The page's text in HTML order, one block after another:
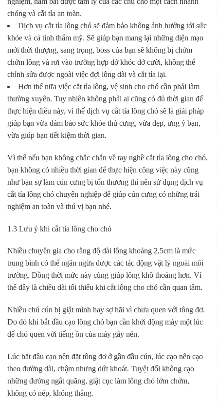
chóng và cắt tỉa an toàn.
Dịch vụ cắt tỉa lông chó sẽ đảm bảo không ảnh hưởng tới sức
khỏe và cả tính thẩm mỹ. Sẽ giúp bạn mang lại những diện mạo
mới thời thượng, sang trọng, boss của bạn sẽ không bị chởm
chởm lông và rơi vào trường hợp dở khóc dở cười, không thể
chỉnh sửa được ngoài việc đợi lông dài và cắt tỉa lại.
Hơn thế nữa việc cắt tỉa lông, vệ sinh cho chó cần phải làm
thường xuyên. Tuy nhiên không phải ai cũng có đủ thời gian để
thực hiện điều này, vì thế dịch vụ cắt tỉa lông chó sẽ là giải pháp
giúp bạn vừa đảm bảo sức khỏe thú cưng, vừa đẹp, ưng ý bạn,
vừa giúp bạn tiết kiệm thời gian.
Vì thế nếu bạn không chắc chắn về tay nghề cắt tỉa lông cho chó,
bạn không có nhiều thời gian để thực hiện công việc này cũng
như bạn sợ làm cún cưng bị tổn thương thì nên sử dụng dịch vụ
cắt tỉa lông chó chuyên nghiệp để giúp cún cưng có những trải
nghiệm an toàn và thú vị bạn nhé.
1.3 Lưu ý khi cắt tỉa lông cho chó
Nhiều chuyên gia cho rằng độ dài lông khoảng 2,5cm là mức
trung bình có thể ngăn ngừa được các tác động vật lý ngoài môi
trường. Đồng thời mức này cũng giúp lông khô thoáng hơn. Vì
thế đây là chiều dài tối thiểu khi cắt lông cho chó cần quan tâm.
Nhiều chú cún bị giật mình hay sợ hãi vì chưa quen với tông đơ.
Do đó khi bắt đầu cạo lông chó bạn cần khởi động máy một lúc
để chó quen với tiếng ồn của máy gây nên.
Lúc bắt đầu cạo nên đặt tông đơ ở gần đầu cún, lúc cạo nên cạo
theo đường dài, chậm nhưng dứt khoát. Tuyệt đối không cạo
những đường ngắt quãng, giật cục làm lông chó lởm chởm,
không có nếp, không thẳng.